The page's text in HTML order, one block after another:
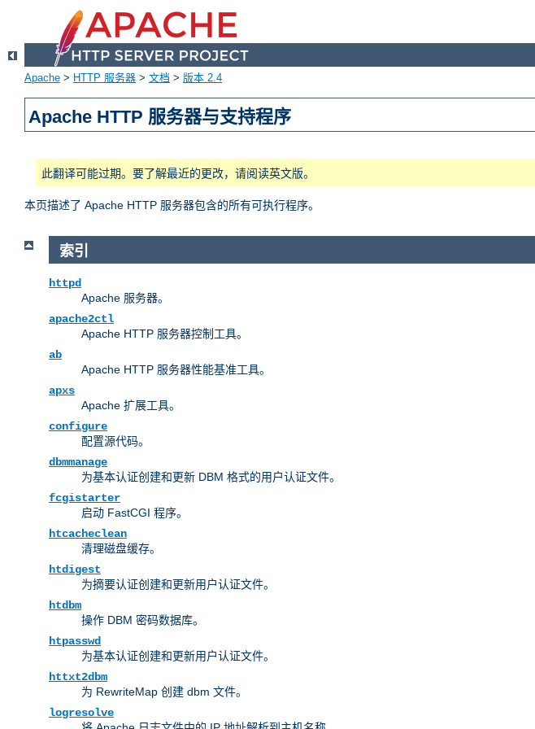
Apache > HTTP 服务器 > 文档 > 版本 2.4
Apache HTTP 服务器与支持程序
此翻译可能过期。要了解最近的更改，请阅读英文版。
本页描述了 Apache HTTP 服务器包含的所有可执行程序。
索引
httpd
Apache 服务器。
apache2ctl
Apache HTTP 服务器控制工具。
ab
Apache HTTP 服务器性能基准工具。
apxs
Apache 扩展工具。
configure
配置源代码。
dbmmanage
为基本认证创建和更新 DBM 格式的用户认证文件。
fcgistarter
启动 FastCGI 程序。
htcacheclean
清理磁盘缓存。
htdigest
为摘要认证创建和更新用户认证文件。
htdbm
操作 DBM 密码数据库。
htpasswd
为基本认证创建和更新用户认证文件。
httxt2dbm
为 RewriteMap 创建 dbm 文件。
logresolve